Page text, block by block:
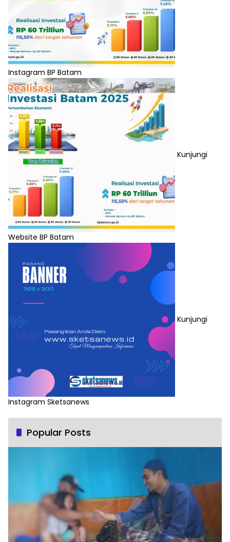
Instagram BP Batam
Kunjungi
Website BP Batam
Kunjungi
Instagram Sketsanews
Popular Posts